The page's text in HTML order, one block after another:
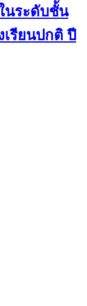
นระดับชั้น
รียนปกติ ปี